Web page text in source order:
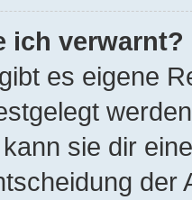
ich verwarnt?
es eigene
sie dir
der